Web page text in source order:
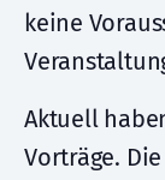
keine
Aktuell
Vorträge.